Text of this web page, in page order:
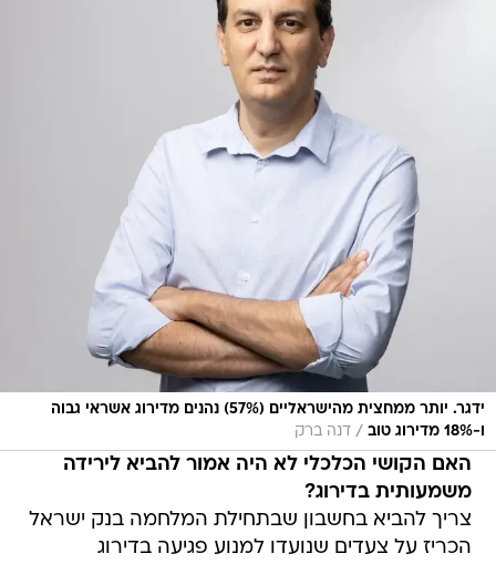
ידגר. יותר ממחצית מהישראליים (57%) נהנים מדירוג אשראי גבוה
ו-18% מדירוג טוב
/ דנה ברק
האם הקושי הכלכלי לא היה אמור להביא לירידה
משמעותית בדירוג?
צריך להביא בחשבון שבתחילת המלחמה בנק ישראל
הכריז על צעדים שנועדו למנוע פגיעה בדירוג